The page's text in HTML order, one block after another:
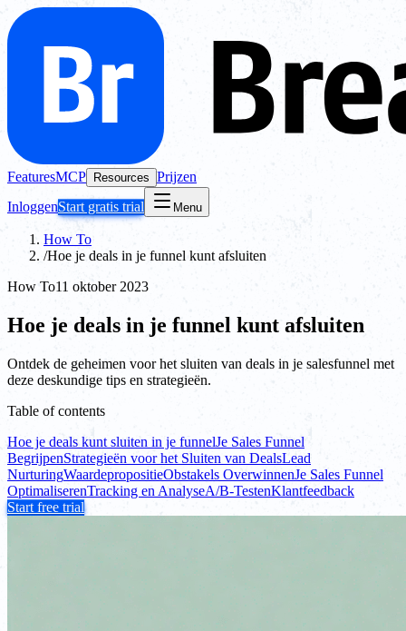
FeaturesMCP Resources Prijzen
InloggenStart gratis trial Menu
How To
/Hoe je deals in je funnel kunt afsluiten
How To11 oktober 2023
Hoe je deals in je funnel kunt afsluiten
Ontdek de geheimen voor het sluiten van deals in je salesfunnel met
deze deskundige tips en strategieën.
Table of contents
Hoe je deals kunt sluiten in je funnelJe Sales Funnel
BegrijpenStrategieën voor het Sluiten van DealsLead
NurturingWaardepropositieObstakels OverwinnenJe Sales Funnel
OptimaliserenTracking en AnalyseA/B-TestenKlantfeedback
Start free trial